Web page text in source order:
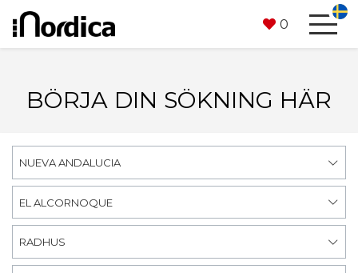
0
BÖRJA DIN SÖKNING HÄR
NUEVA ANDALUCIA
EL ALCORNOQUE
RADHUS